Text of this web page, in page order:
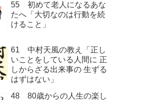
55 初めて老人になるあな
たへ「大切なのは行動を続
けること」
61 中村天風の教え「正し
いことをしている人間に 正
しからざる出来事の 生ずる
はずはない」
48 80歳からの人生の楽し